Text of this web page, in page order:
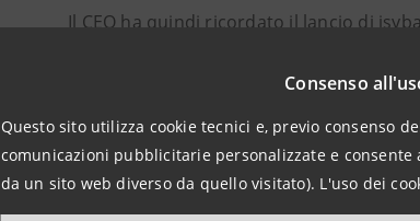
Consenso
Questo sito utilizza cookie tecnici e, previo consenso
comunicazioni pubblicitarie personalizzate e
da un sito web diverso da quello visitato). L'uso dei
Il CEO ha quindi ricordato il lancio di
Piano d’Impresa 2022-2025 che
Il CEO ha inoltre sottolineato la
disuguaglianze nel Paese.